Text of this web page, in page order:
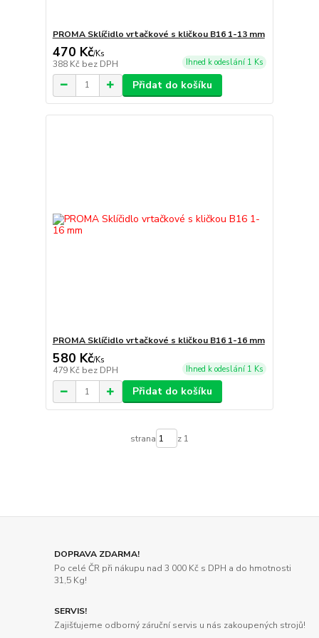
PROMA Sklíčidlo vrtačkové s kličkou B16 1-13 mm
470 Kč/Ks
388 Kč bez DPH Ihned k odeslání 1 Ks
Přidat do košíku
PROMA Sklíčidlo vrtačkové s kličkou B16 1-16 mm
580 Kč/Ks
479 Kč bez DPH Ihned k odeslání 1 Ks
Přidat do košíku
strana z 1
DOPRAVA ZDARMA!
Po celé ČR při nákupu nad 3 000 Kč s DPH a do hmotnosti
31,5 Kg!
SERVIS!
Zajišťujeme odborný záruční servis u nás zakoupených strojů!